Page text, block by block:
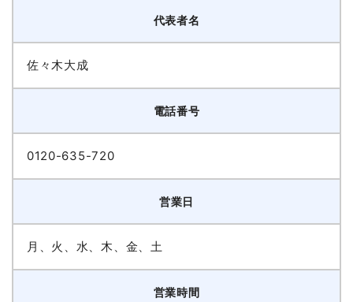
代表者名
佐々木大成
電話番号
0120-635-720
営業日
月、火、水、木、金、土
営業時間